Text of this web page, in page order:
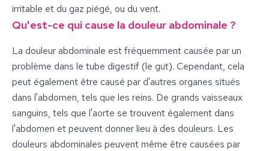
irritable et du gaz piégé, ou du vent.
Qu'est-ce qui cause la douleur abdominale ?
La douleur abdominale est fréquemment causée par un
problème dans le tube digestif (le gut). Cependant, cela
peut également être causé par d'autres organes situés
dans l'abdomen, tels que les reins. De grands vaisseaux
sanguins, tels que l'aorte se trouvent également dans
l'abdomen et peuvent donner lieu à des douleurs. Les
douleurs abdominales peuvent même être causées par